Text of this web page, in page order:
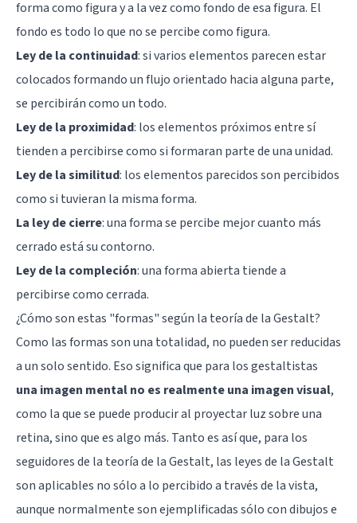
forma como figura y a la vez como fondo de esa figura. El
fondo es todo lo que no se percibe como figura.
Ley de la continuidad: si varios elementos parecen estar
colocados formando un flujo orientado hacia alguna parte,
se percibirán como un todo.
Ley de la proximidad: los elementos próximos entre sí
tienden a percibirse como si formaran parte de una unidad.
Ley de la similitud: los elementos parecidos son percibidos
como si tuvieran la misma forma.
La ley de cierre: una forma se percibe mejor cuanto más
cerrado está su contorno.
Ley de la compleción: una forma abierta tiende a
percibirse como cerrada.
¿Cómo son estas "formas" según la teoría de la Gestalt?
Como las formas son una totalidad, no pueden ser reducidas
a un solo sentido. Eso significa que para los gestaltistas
una imagen mental no es realmente una imagen visual,
como la que se puede producir al proyectar luz sobre una
retina, sino que es algo más. Tanto es así que, para los
seguidores de la teoría de la Gestalt, las leyes de la Gestalt
son aplicables no sólo a lo percibido a través de la vista,
aunque normalmente son ejemplificadas sólo con dibujos e